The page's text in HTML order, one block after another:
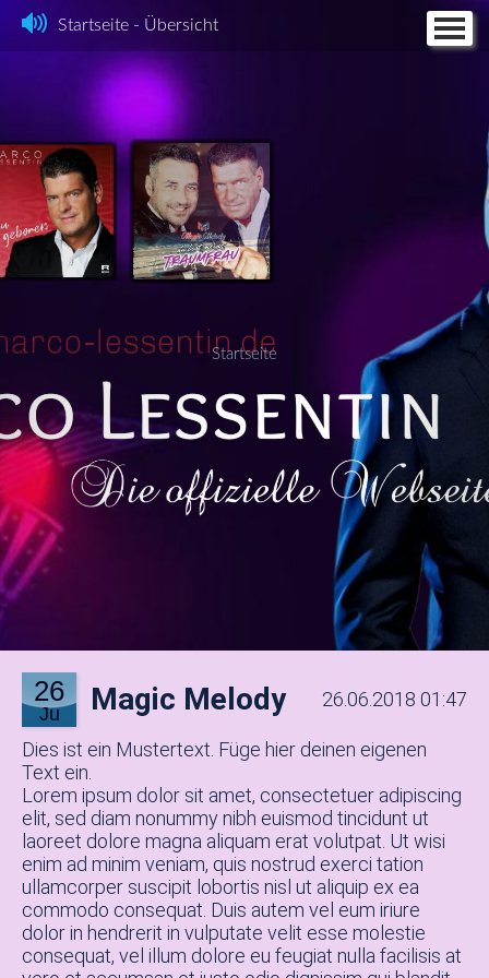
Startseite - Übersicht
Startseite
26
Ju Magic Melody 26.06.2018 01:47
Dies ist ein Mustertext. Füge hier deinen eigenen
Text ein.
Lorem ipsum dolor sit amet, consectetuer adipiscing
elit, sed diam nonummy nibh euismod tincidunt ut
laoreet dolore magna aliquam erat volutpat. Ut wisi
enim ad minim veniam, quis nostrud exerci tation
ullamcorper suscipit lobortis nisl ut aliquip ex ea
commodo consequat. Duis autem vel eum iriure
dolor in hendrerit in vulputate velit esse molestie
consequat, vel illum dolore eu feugiat nulla facilisis at
Home
Feuerengel
Discographie
Videos
Termine
Kontakt + CD Bestellung
Impressum